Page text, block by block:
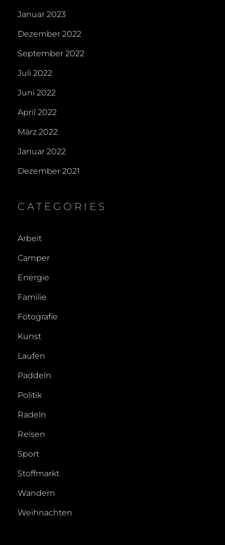
Januar 2023
Dezember 2022
September 2022
Juli 2022
Juni 2022
April 2022
März 2022
Januar 2022
Dezember 2021
CATEGORIES
Arbeit
Camper
Energie
Familie
Fotografie
Kunst
Laufen
Paddeln
Politik
Radeln
Reisen
Sport
Stoffmarkt
Wandern
Weihnachten